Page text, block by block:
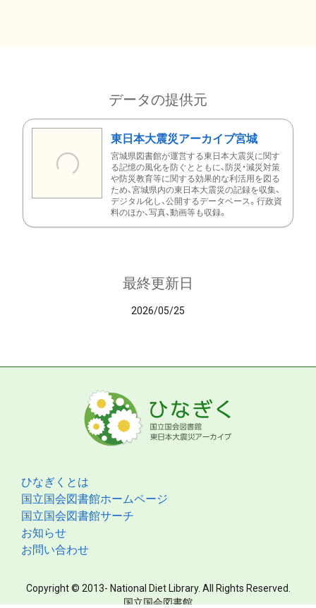
データの提供元
東日本大震災アーカイブ宮城
宮城県図書館が運営する東日本大震災に関す
る記憶の風化を防ぐとともに、防災・減災対策
や防災教育等に関する効果的な利活用を図る
ため、宮城県内の東日本大震災の記録を収集、
デジタル化し、公開するデータベース。行政資
料のほか、写真、動画等も収録。
最終更新日
2026/05/25
ひなぎくとは
国立国会図書館ホームページ
国立国会図書館サーチ
お知らせ
お問い合わせ
Copyright © 2013- National Diet Library. All Rights Reserved.